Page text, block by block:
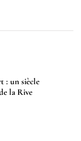
: un siècle
la Rive